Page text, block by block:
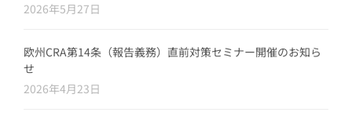
2026年5月27日
欧州CRA第14条（報告義務）直前対策セミナー開催のお知ら
せ
2026年4月23日